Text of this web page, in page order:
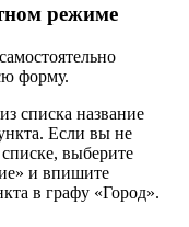
режиме
форму.
списка название
Если вы не
выберите
и впишите
в графу «Город».